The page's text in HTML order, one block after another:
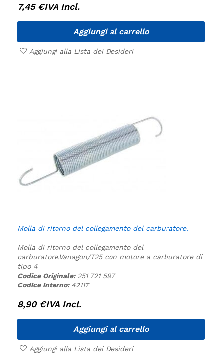
7,45 €IVA Incl.
Aggiungi al carrello
Aggiungi alla Lista dei Desideri
Molla di ritorno del collegamento del carburatore.
Molla di ritorno del collegamento del
carburatore.Vanagon/T25 con motore a carburatore di
tipo 4
Codice Originale: 251 721 597
Codice interno: 42117
8,90 €IVA Incl.
Aggiungi al carrello
Aggiungi alla Lista dei Desideri